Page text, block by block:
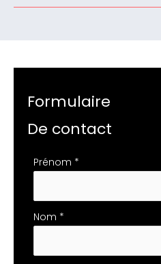
Formulaire
De contact
Formulaire
avec
téléphone
Prénom *
Nom *